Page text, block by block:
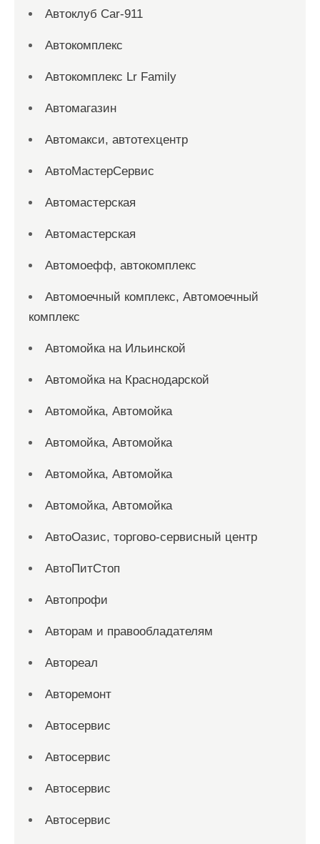
Автоклуб Car-911
Автокомплекс
Автокомплекс Lr Family
Автомагазин
Автомакси, автотехцентр
АвтоМастерСервис
Автомастерская
Автомастерская
Автомоефф, автокомплекс
Автомоечный комплекс, Автомоечный
комплекс
Автомойка на Ильинской
Автомойка на Краснодарской
Автомойка, Автомойка
Автомойка, Автомойка
Автомойка, Автомойка
Автомойка, Автомойка
АвтоОазис, торгово-сервисный центр
АвтоПитСтоп
Автопрофи
Авторам и правообладателям
Автореал
Авторемонт
Автосервис
Автосервис
Автосервис
Автосервис